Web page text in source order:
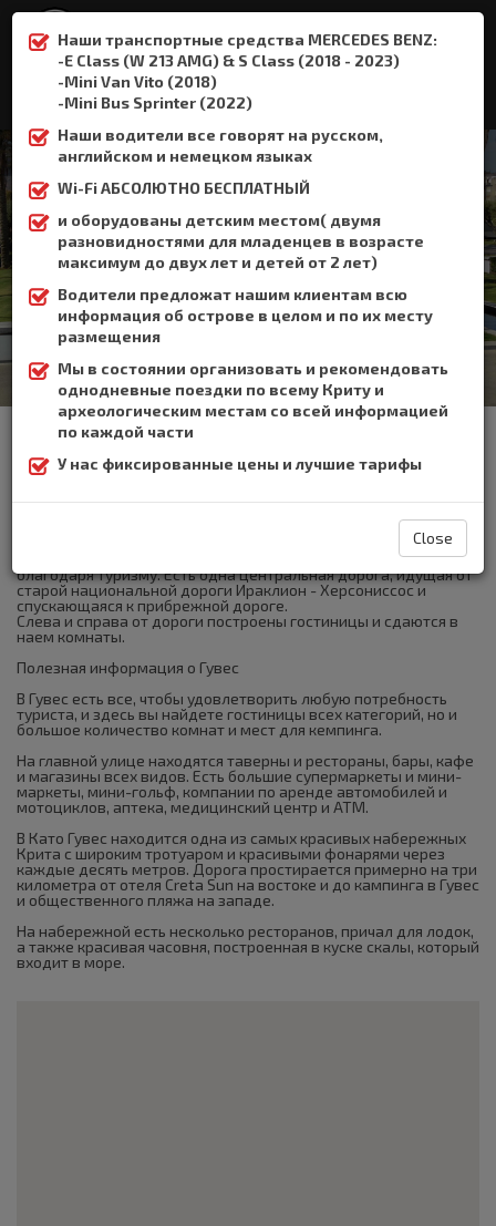
Наши транспортные средства MERCEDES BENZ:
-E Class (W 213 AMG) & S Class (2018 - 2023)
-Mini Van Vito (2018)
-Mini Bus Sprinter (2022)
Наши водители все говорят на русском,
английском и немецком языках
Wi-Fi АБСОЛЮТНО БЕСПЛАТНЫЙ
и оборудованы детским местом( двумя
разновидностями для младенцев в возрасте
максимум до двух лет и детей от 2 лет)
Водители предложат нашим клиентам всю
информация об острове в целом и по их месту
размещения
Мы в состоянии организовать и рекомендовать
однодневные поездки по всему Криту и
археологическим местам со всей информацией
по каждой части
У нас фиксированные цены и лучшие тарифы
Close
+306932337015
Гувес
Гувес расположены в 18 км к востоку от Ираклиона, рядом с
Гурнес.
Гувес занимают большую территорию, которая включает в
себя популярный курорт Като Гувес и традиционную деревню
панораму. Обычно именем Гувес называют курорт Като Гувес.
Это не деревня и не город -это жилой район, построенный
благодаря туризму. Есть одна центральная дорога, идущая от
старой национальной дороги Ираклион - Херсониссос и
спускающаяся к прибрежной дороге.
Слева и справа от дороги построены гостиницы и сдаются в
наем комнаты.
Полезная информация о Гувес
В Гувес есть все, чтобы удовлетворить любую потребность
туриста, и здесь вы найдете гостиницы всех категорий, но и
большое количество комнат и мест для кемпинга.
На главной улице находятся таверны и рестораны, бары, кафе
и магазины всех видов. Есть большие супермаркеты и мини-
маркеты, мини-гольф, компании по аренде автомобилей и
мотоциклов, аптека, медицинский центр и ATM.
В Като Гувес находится одна из самых красивых набережных
Крита с широким тротуаром и красивыми фонарями через
каждые десять метров. Дорога простирается примерно на три
километра от отеля Creta Sun на востоке и до кампинга в Гувес
и общественного пляжа на западе.
На набережной есть несколько ресторанов, причал для лодок,
а также красивая часовня, построенная в куске скалы, который
входит в море.